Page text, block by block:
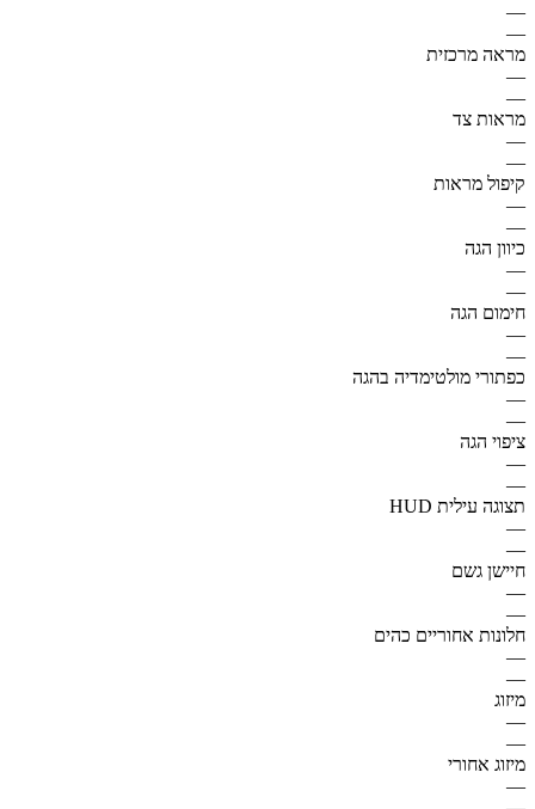
—
—
מראה מרכזית
—
—
מראות צד
—
—
קיפול מראות
—
—
כיוון הגה
—
—
חימום הגה
—
—
כפתורי מולטימדיה בהגה
—
—
ציפוי הגה
—
—
תצוגה עילית HUD
—
—
חיישן גשם
—
—
חלונות אחוריים כהים
—
—
מיזוג
—
—
מיזוג אחורי
—